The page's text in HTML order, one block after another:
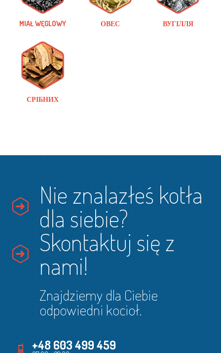
MIAŁ WĘGLOWY ОВЕС ВУГІЛЛЯ
СРІБНИХ
Nie znalazłeś kotła
dla siebie?
Skontaktuj się z
nami!
Znajdziemy dla Ciebie
odpowiedni kocioł.
+48 603 499 459